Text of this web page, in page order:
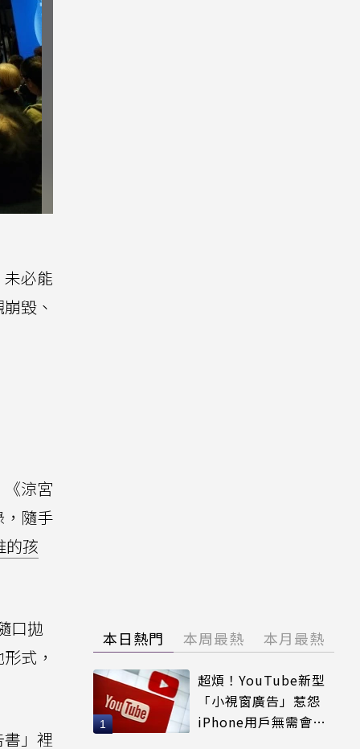
必能
毀、
涼宮
隨手
的孩
口拋
式，
」裡
本日熱門 本周最熱 本月最熱
超煩！YouTube新型
「小視窗廣告」惹怨
iPhone用戶無需會員